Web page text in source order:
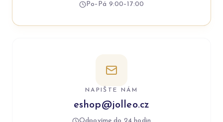
Po–Pá 9:00–17:00
NAPIŠTE NÁM
eshop@jolleo.cz